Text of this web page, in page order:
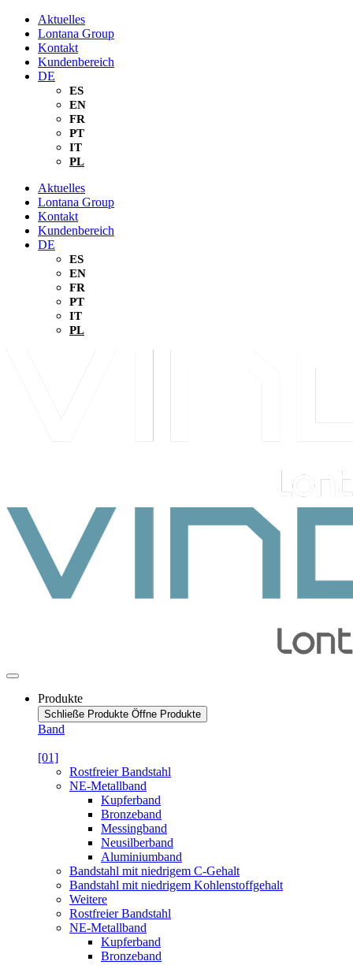
Zum
Inhalt
springen
Aktuelles
Lontana Group
Kontakt
Kundenbereich
DE
ES
EN
FR
PT
IT
PL
Aktuelles
Lontana Group
Kontakt
Kundenbereich
DE
ES
EN
FR
PT
IT
PL
Produkte
Schließe Produkte Öffne Produkte
Band
[01]
Rostfreier Bandstahl
NE-Metallband
Kupferband
Bronzeband
Messingband
Neusilberband
Aluminiumband
Bandstahl mit niedrigem C-Gehalt
Bandstahl mit niedrigem Kohlenstoffgehalt
Weitere
Rostfreier Bandstahl
NE-Metallband
Kupferband
Bronzeband